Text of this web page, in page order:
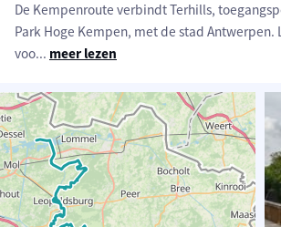
De Kempenroute verbindt Terhills,
Park Hoge Kempen, met de stad Antwerpen.
voo... meer lezen